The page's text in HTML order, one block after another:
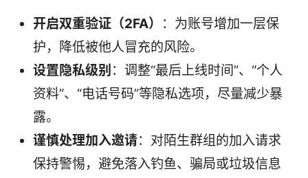
开启双重验证（2FA）
：为账号增加一层保
护，降低被他人冒充的风险。
设置隐私级别 ：调整“最后上线时间”、“个人
资料”、“电话号码”等隐私选项，尽量减少暴
露。
谨慎处理加入邀请：对陌生群组的加入请求
保持警惕，避免落入钓鱼、骗局或垃圾信息